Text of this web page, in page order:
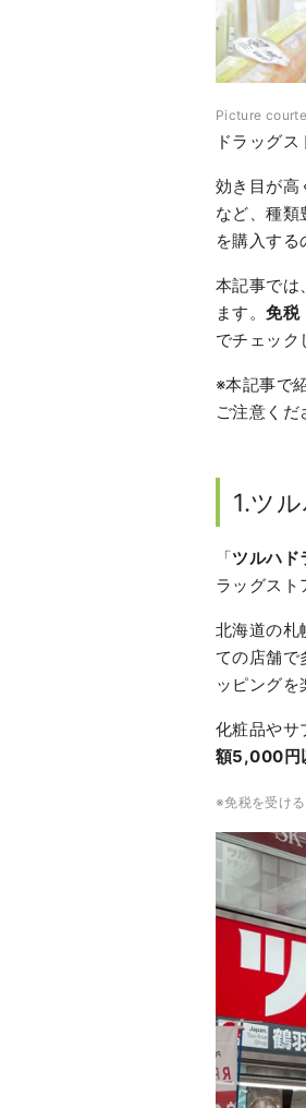
Picture
ドラッグ
効き目が高
など、種類
を購入する
本記事では
ます。免税
でチェック
※本記事で
ご注意くだ
1.ツ
「ツルハド
ラッグスト
北海道の札
ての店舗で
ッピングを
化粧品やサ
額5,000円
※免税を受け